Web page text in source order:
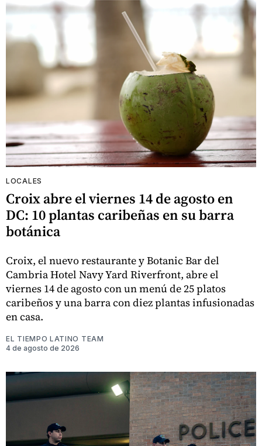
LOCALES
Croix abre el viernes 14 de agosto en
DC: 10 plantas caribeñas en su barra
botánica
Croix, el nuevo restaurante y Botanic Bar del
Cambria Hotel Navy Yard Riverfront, abre el
viernes 14 de agosto con un menú de 25 platos
caribeños y una barra con diez plantas infusionadas
en casa.
EL TIEMPO LATINO TEAM
4 de agosto de 2026